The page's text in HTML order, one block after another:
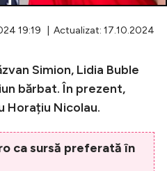
19:19 | Actualizat: 17.10.2024
Simion, Lidia Buble
bărbat. În prezent,
Horațiu Nicolau.
ca sursă preferată în